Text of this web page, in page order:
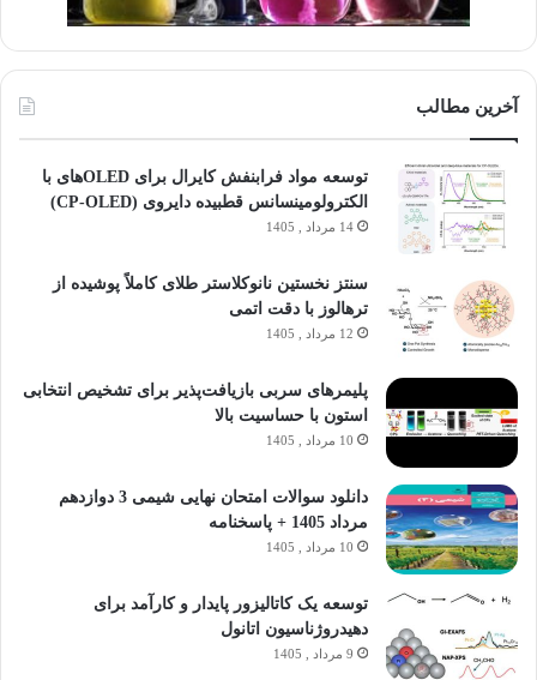
آخرین مطالب
توسعه مواد فرابنفش کایرال برای OLEDهای با
الکترولومینسانس قطبیده دایروی (CP-OLED)
14 مرداد , 1405
سنتز نخستین نانوکلاستر طلای کاملاً پوشیده از
ترهالوز با دقت اتمی
12 مرداد , 1405
پلیمرهای سربی بازیافت‌پذیر برای تشخیص انتخابی
استون با حساسیت بالا
10 مرداد , 1405
دانلود سوالات امتحان نهایی شیمی 3 دوازدهم
مرداد 1405 + پاسخنامه
10 مرداد , 1405
توسعه یک کاتالیزور پایدار و کارآمد برای
دهیدروژناسیون اتانول
9 مرداد , 1405